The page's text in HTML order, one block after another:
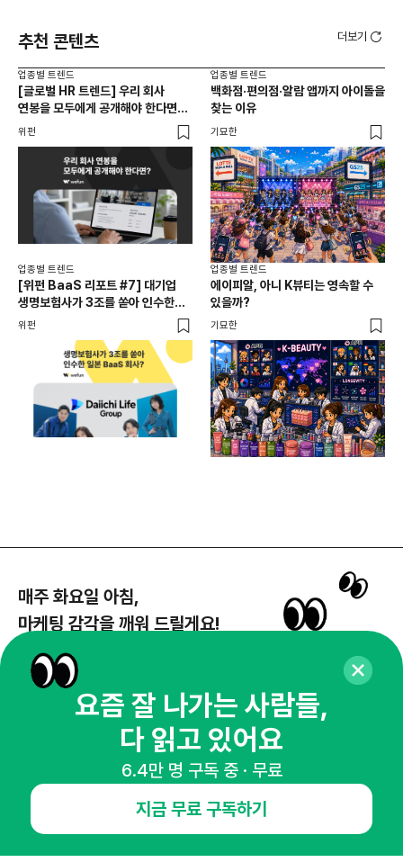
추천 콘텐츠 더보기
업종별 트렌드
[글로벌 HR 트렌드] 우리 회사
연봉을 모두에게 공개해야 한다면? |
급여 투명성 법, 해외 사례, 연봉
위펀
업종별 트렌드
백화점·편의점·알람 앱까지 아이돌을
찾는 이유
기묘한
업종별 트렌드
[위펀 BaaS 리포트 #7] 대기업
생명보험사가 3조를 쏟아 인수한
일본 BaaS 회사의 정체는?
위펀
업종별 트렌드
에이피알, 아니 K뷰티는 영속할 수
있을까?
기묘한
매주 화요일 아침,
마케팅 감각을 깨워 드릴게요!
뉴스레터 구독하기
오픈애즈란
요즘 잘 나가는 사람들,
다 읽고 있어요
6.4만 명 구독 중 · 무료
지금 무료 구독하기